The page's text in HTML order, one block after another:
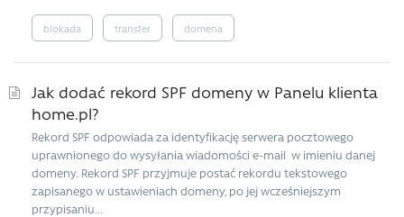
blokada transfer domena
Jak dodać rekord SPF domeny w Panelu klienta
home.pl?
Rekord SPF odpowiada za identyfikację serwera pocztowego
uprawnionego do wysyłania wiadomości e-mail w imieniu danej
domeny. Rekord SPF przyjmuje postać rekordu tekstowego
zapisanego w ustawieniach domeny, po jej wcześniejszym
przypisaniu...